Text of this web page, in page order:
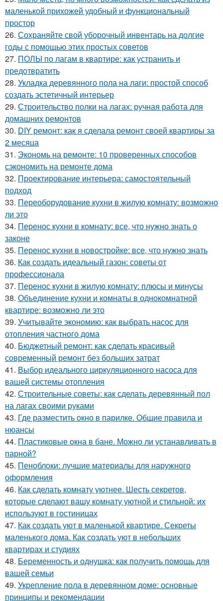
маленькой прихожей удобный и функциональный
простор
26. Сохраняйте свой уборочный инвентарь на долгие
годы с помощью этих простых советов
27. ПОЛЫ по лагам в квартире: как устранить и
предотвратить
28. Укладка деревянного пола на лаги: простой способ
создать эстетичный интерьер
29. Строительство полки на лагах: ручная работа для
домашних ремонтов
30. DIY ремонт: как я сделала ремонт своей квартиры за
2 месяца
31. Экономь на ремонте: 10 проверенных способов
сэкономить на ремонте дома
32. Проектирование интерьера: самостоятельный
подход
33. Переоборудование кухни в жилую комнату: возможно
ли это
34. Перенос кухни в комнату: все, что нужно знать о
законе
35. Перенос кухни в новостройке: все, что нужно знать
36. Как создать идеальный газон: советы от
профессионала
37. Перенос кухни в жилую комнату: плюсы и минусы
38. Объединение кухни и комнаты в однокомнатной
квартире: возможно ли это
39. Учитывайте экономию: как выбрать насос для
отопления частного дома
40. Бюджетный ремонт: как сделать красивый
современный ремонт без больших затрат
41. Выбор идеального циркуляционного насоса для
вашей системы отопления
42. Строительные советы: как сделать деревянный пол
на лагах своими руками
43. Где разместить окно в парилке. Общие правила и
нюансы
44. Пластиковые окна в бане. Можно ли устанавливать в
парной?
45. Пеноблоки: лучшие материалы для наружного
оформления
46. Как сделать комнату уютнее. Шесть секретов,
которые сделают вашу комнату уютной и стильной: их
используют в гостиницах
47. Как создать уют в маленькой квартире. Секреты
маленького дома. Как создать уют в небольших
квартирах и студиях
48. Беременность и однушка: как получить помощь для
вашей семьи
49. Укрепление пола в деревянном доме: основные
принципы и рекомендации